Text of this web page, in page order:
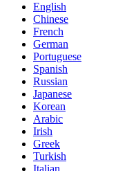
English
Chinese
French
German
Portuguese
Spanish
Russian
Japanese
Korean
Arabic
Irish
Greek
Turkish